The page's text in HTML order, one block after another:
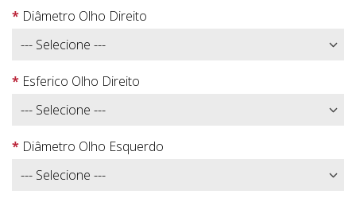
Diâmetro Olho Direito
Esferico Olho Direito
Diâmetro Olho Esquerdo